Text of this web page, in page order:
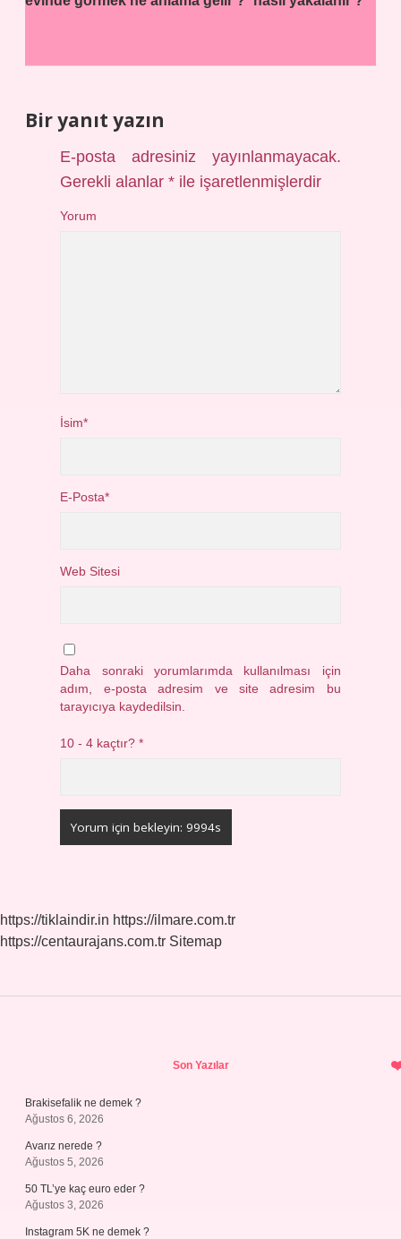
Bir yanıt yazın
E-posta adresiniz yayınlanmayacak.
Gerekli alanlar* ile işaretlenmişlerdir
Yorum
İsim*
E-Posta*
Web Sitesi
Daha sonraki yorumlarımda kullanılması için
adım, e-posta adresim ve site adresim bu
tarayıcıya kaydedilsin.
10 - 4 kaçtır?*
https://tiklaindir.in https://ilmare.com.tr
https://centaurajans.com.tr Sitemap
Son Yazılar
Brakisefalik ne demek ?
Ağustos 6, 2026
Avarız nerede ?
Ağustos 5, 2026
50 TL’ye kaç euro eder ?
Ağustos 3, 2026
Instagram 5K ne demek ?